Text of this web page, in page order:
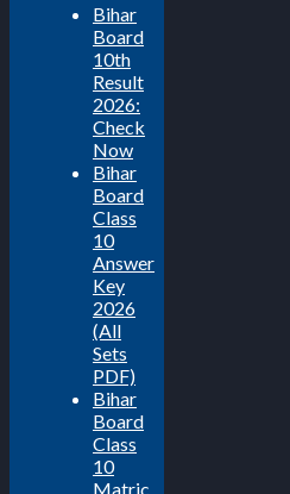
Bihar
Board
10th
Result
2026:
Check
Now
Bihar
Board
Class
10
Answer
Key
2026
(All
Sets
PDF)
Bihar
Board
Class
10
Matric